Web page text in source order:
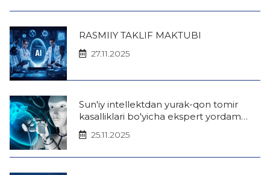
RASMIIY TAKLIF MAKTUBI
27.11.2025
Sun'iy intellektdan yurak-qon tomir
kasalliklari bo'yicha ekspert yordam
mobil ilovasi (iOS)
25.11.2025